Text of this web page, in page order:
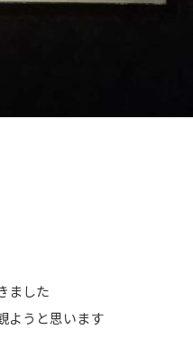
ました
ようと思います